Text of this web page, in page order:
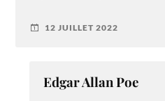
12 JUILLET 2022
Edgar Allan Poe